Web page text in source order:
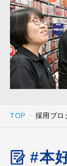
TOP 採用ブロ
#本